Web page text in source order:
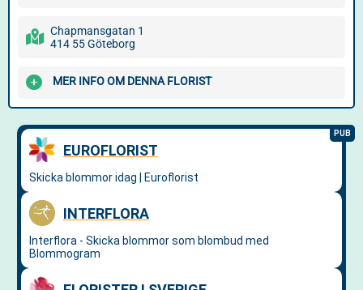
Chapmansgatan 1
414 55 Göteborg
MER INFO OM DENNA FLORIST